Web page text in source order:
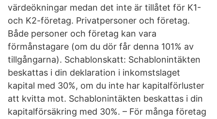
värdeökningar medan det inte är tillåtet för K1-
och K2-företag. Privatpersoner och företag.
Både personer och företag kan vara
förmånstagare (om du dör får denna 101% av
tillgångarna). Schablonskatt: Schablonintäkten
beskattas i din deklaration i inkomstslaget
kapital med 30%, om du inte har kapitalförluster
att kvitta mot. Schablonintäkten beskattas i din
kapitalförsäkring med 30%. – För många företag